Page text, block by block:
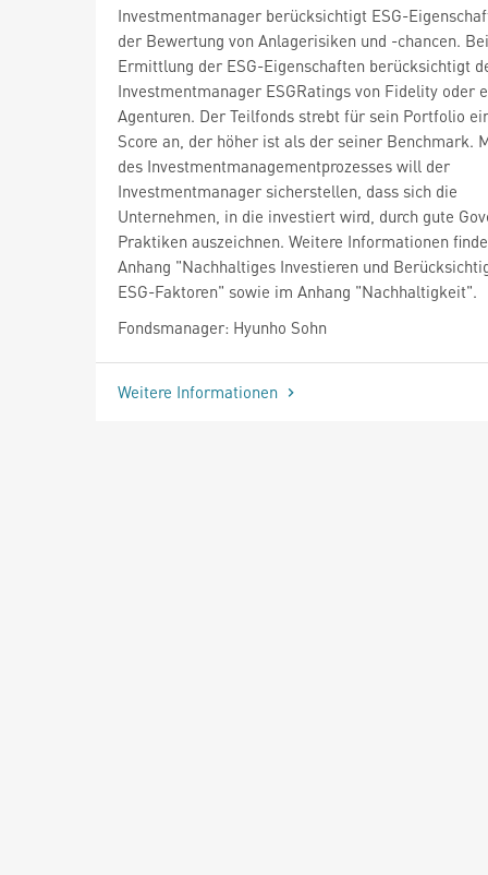
Investmentmanager berücksichtigt ESG-
der Bewertung von Anlagerisiken und -chancen.
Ermittlung der ESG-Eigenschaften berücksichtigt
Investmentmanager ESGRatings von Fidelity oder
Agenturen. Der Teilfonds strebt für sein Portfolio
Score an, der höher ist als der seiner Benchmark.
des Investmentmanagementprozesses will der
Investmentmanager sicherstellen, dass sich die
Unternehmen, in die investiert wird, durch gute
Praktiken auszeichnen. Weitere Informationen
Anhang "Nachhaltiges Investieren und
ESG-Faktoren" sowie im Anhang "Nachhaltigkeit".
Fondsmanager: Hyunho Sohn
Weitere Informationen